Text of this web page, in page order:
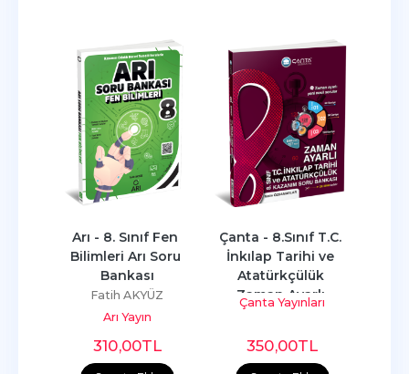
Arı - 8. Sınıf Fen
Bilimleri Arı Soru
Bankası
Fatih AKYÜZ
Arı Yayın
310,00TL
Çanta - 8.Sınıf T.C.
İnkılap Tarihi ve
Atatürkçülük
Zaman Ayarlı
Kazanım...
Çanta Yayınları
350,00TL